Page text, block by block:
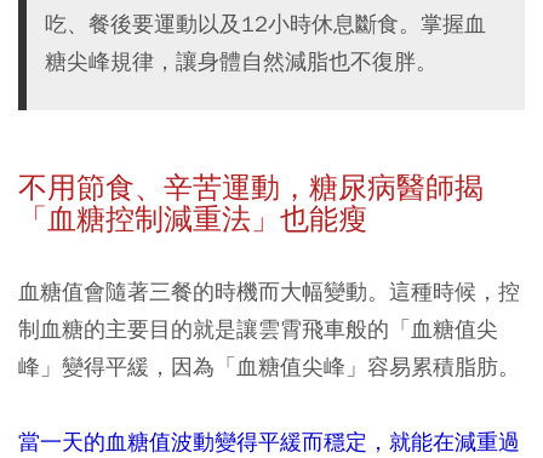
吃、餐後要運動以及12小時休息斷食。掌握血
糖尖峰規律，讓身體自然減脂也不復胖。
不用節食、辛苦運動，糖尿病醫師揭
「血糖控制減重法」也能瘦
血糖值會隨著三餐的時機而大幅變動。這種時候，控
制血糖的主要目的就是讓雲霄飛車般的「血糖值尖
峰」變得平緩，因為「血糖值尖峰」容易累積脂肪。
當一天的血糖值波動變得平緩而穩定，就能在減重過